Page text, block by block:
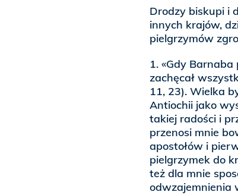
Drodzy biskupi i
innych krajów,
pielgrzymów
1. «Gdy Barnaba
zachęcał
11, 23). Wielka
Antiochii jako
takiej radości i
przenosi mnie
apostołów i
pielgrzymek do
też dla mnie
odwzajemnienia